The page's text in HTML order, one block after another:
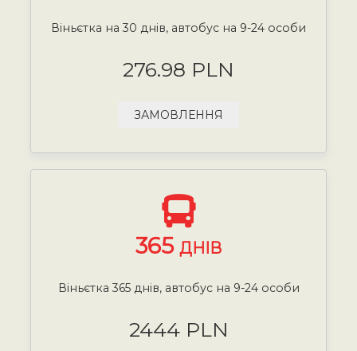
Віньєтка на 30 днів, автобус на 9-24 особи
276.98 PLN
ЗАМОВЛЕННЯ
365 ДНІВ
Віньєтка 365 днів, автобус на 9-24 особи
2444 PLN